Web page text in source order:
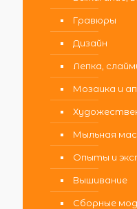
Гравюры
Дизайн
Лепка,
Мозаика и
Мыльная
Опыты и
Вышивание
Сборные